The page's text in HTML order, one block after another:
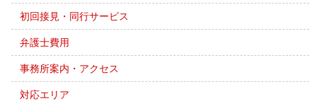
初回接見・同行サービス
弁護士費用
事務所案内・アクセス
対応エリア